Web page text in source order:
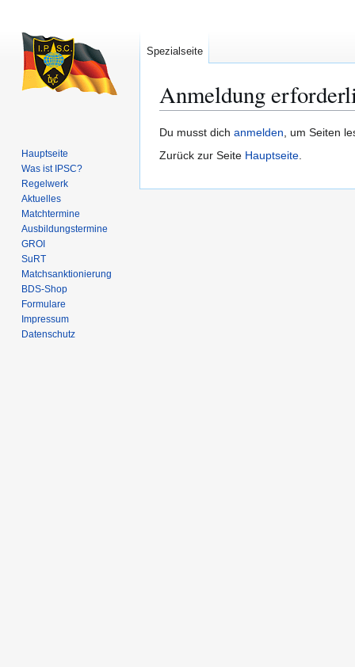
Anmeldung
Zur
Navigation
Zur
Suche
Du musst dich anmelden, um Seiten
Zurück zur Seite Hauptseite.
Spezialseite
Hauptseite
Was ist IPSC?
Regelwerk
Aktuelles
Matchtermine
Ausbildungs­termine
GROI
SuRT
Match­sanktionierung
BDS-Shop
Formulare
Impressum
Datenschutz